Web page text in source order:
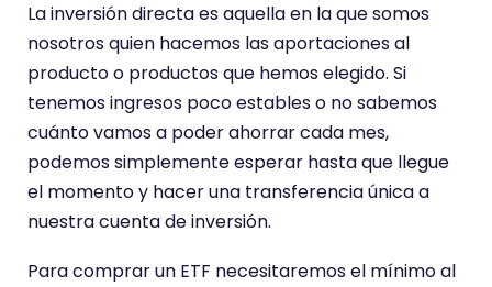
La inversión directa es aquella en la que somos
nosotros quien hacemos las aportaciones al
producto o productos que hemos elegido. Si
tenemos ingresos poco estables o no sabemos
cuánto vamos a poder ahorrar cada mes,
podemos simplemente esperar hasta que llegue
el momento y hacer una transferencia única a
nuestra cuenta de inversión.
Para comprar un ETF necesitaremos el mínimo al